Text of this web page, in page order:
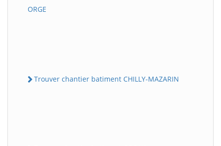
ORGE
Trouver chantier batiment CHILLY-MAZARIN